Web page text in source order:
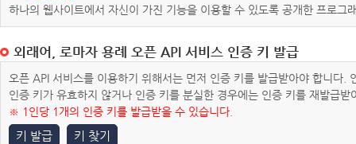
하나의 웹사이트에서 자신이 가진 기능을 이용할 수 있도록 공개한 프로그
외래어, 로마자 용례 오픈 API 서비스 인증 키 발급
오픈 API 서비스를 이용하기 위해서는 먼저 인증 키를 발급받아야 합니다
인증 키가 유효하지 않거나 인증 키를 분실한 경우에는 인증 키를 재발급받
※ 1인당 1개의 인증 키를 발급받을 수 있습니다.
키 발급 키 찾기